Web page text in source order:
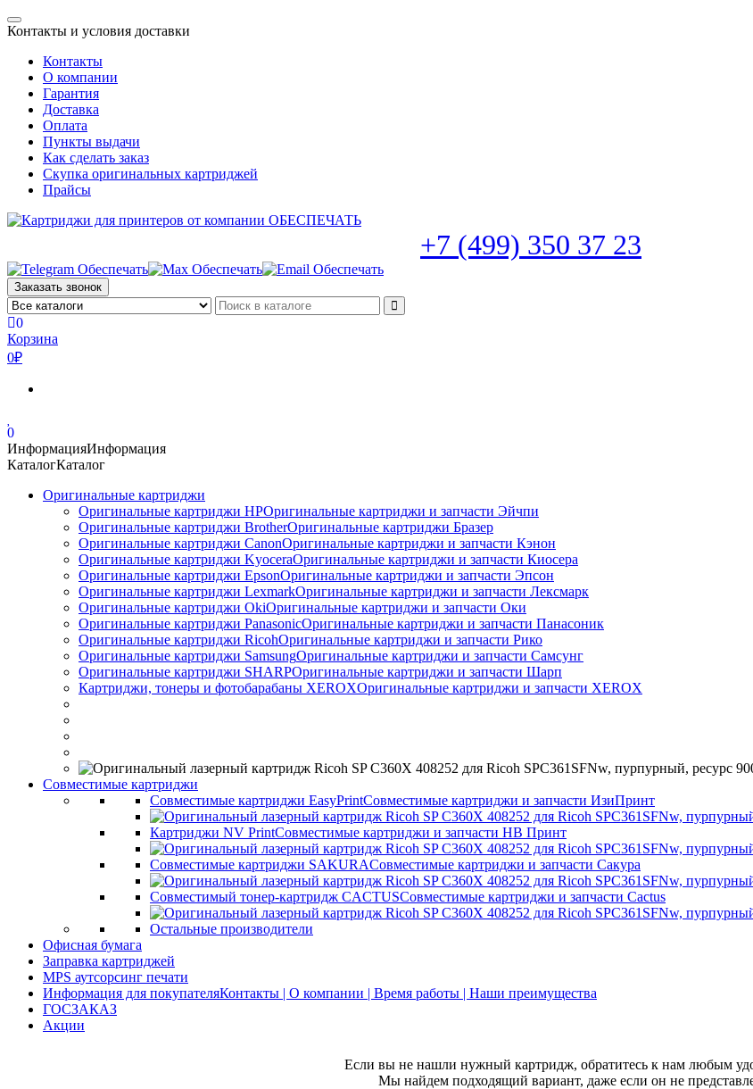
Skip
to
content
Toggle
navigation
Контакты и условия доставки
Контакты
О компании
Гарантия
Доставка
Оплата
Пункты выдачи
Как сделать заказ
Скупка оригинальных картриджей
Прайсы
+7 (499) 350 37 23
Заказать звонок
0
Корзина
0₽
0
ИнформацияИнформация
КаталогКаталог
Оригинальные картриджи
Оригинальные картриджи HPОригинальные картриджи и запчасти Эйчпи
Оригинальные картриджи BrotherОригинальные картриджи Бразер
Оригинальные картриджи CanonОригинальные картриджи и запчасти Кэнон
Оригинальные картриджи KyoceraОригинальные картриджи и запчасти Киосера
Оригинальные картриджи EpsonОригинальные картриджи и запчасти Эпсон
Оригинальные картриджи LexmarkОригинальные картриджи и запчасти Лексмарк
Оригинальные картриджи ОkiОригинальные картриджи и запчасти Оки
Оригинальные картриджи PanasonicОригинальные картриджи и запчасти Панасоник
Оригинальные картриджи RicohОригинальные картриджи и запчасти Рико
Оригинальные картриджи SamsungОригинальные картриджи и запчасти Самсунг
Оригинальные картриджи SHARPОригинальные картриджи и запчасти Шарп
Картриджи, тонеры и фотобарабаны XEROXОригинальные картриджи и запчасти XEROX
Совместимые картриджи
Совместимые картриджи EasyPrintСовместимые картриджи и запчасти ИзиПринт
Картриджи NV PrintСовместимые картриджи и запчасти НВ Принт
Совместимые картриджи SAKURAСовместимые картриджи и запчасти Сакура
Совместимый тонер-картридж CACTUSСовместимые картриджи и запчасти Cactus
Остальные производители
Офисная бумага
Заправка картриджей
MPS аутсорсинг печати
Информация для покупателяКонтакты | О компании | Время работы | Наши преимущества
ГОСЗАКАЗ
Акции
Если вы не нашли нужный картридж, обратитесь к нам любым
Мы найдем подходящий вариант, даже если он не